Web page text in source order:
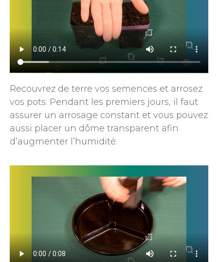
Recouvrez de terre vos semences et arrosez
vos pots. Pendant les premiers jours, il faut
assurer un arrosage constant et vous pouvez
aussi placer un dôme transparent afin
d’augmenter l’humidité.